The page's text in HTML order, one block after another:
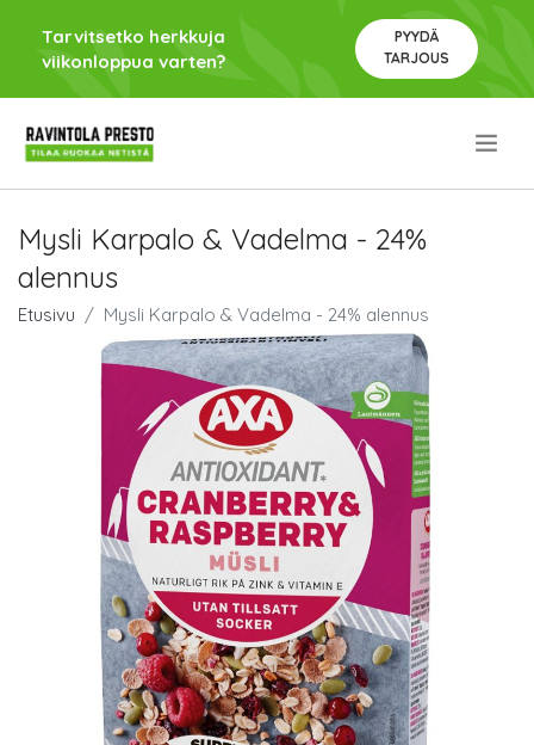
Tarvitsetko herkkuja
viikonloppua varten?
PYYDÄ
TARJOUS
Mysli Karpalo & Vadelma - 24%
alennus
Etusivu Mysli Karpalo & Vadelma - 24% alennus